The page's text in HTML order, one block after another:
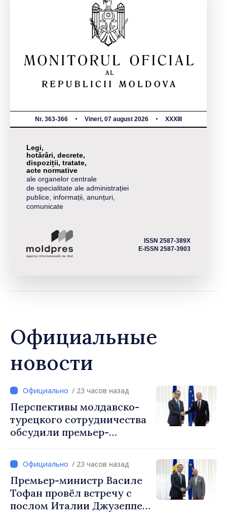
Nr. 363-366 Vineri, 07 august 2026 XXXIII
Legi,
hotărâri, decrete,
dispoziții, tratate,
acte normative
ale organelor centrale
de specialitate ale administrației
publice, informații, anunțuri,
comunicate
ISSN 2587-389X
E-ISSN 2587-3903
Официальные
новости
/ 23 часов назад
Перспективы молдавско-
турецкого сотрудничества
обсудили премьер-
посол Турции Уйгар
Мустафа Сертел/ 23 часов назад
Премьер-министр Василе
Тофан провёл встречу с
послом Италии Джузеппе